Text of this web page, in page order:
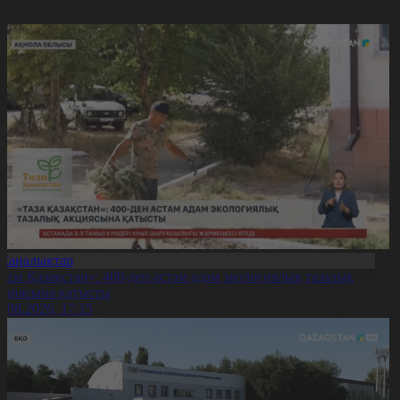
Қазақстан»: 400-ден астам адам экологиялық тазалық
қатысты
17:15